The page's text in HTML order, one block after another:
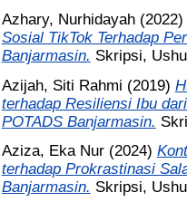
Azhary, Nurhidayah(2022)
Sosial TikTok Terhadap
Banjarmasin. Skripsi,
Azijah, Siti Rahmi (2019)
terhadap Resiliensi Ibu
POTADS Banjarmasin.
Aziza, Eka Nur(2024)
terhadap Prokrastinasi
Banjarmasin. Skripsi,